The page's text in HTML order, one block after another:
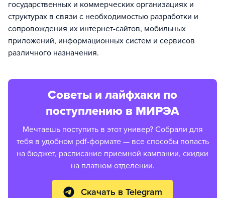
государственных и коммерческих организациях и
структурах в связи с необходимостью разработки и
сопровождения их интернет-сайтов, мобильных
приложений, информационных систем и сервисов
различного назначения.
Советы и лайфхаки по
поступлению в МИРЭА
Мечтаешь поступить в этот универ? Собрали для
тебя в удобном pdf-формате — все способы попасть
на бюджет, расписание приемной кампании, скидки
на платном отделении.
Скачать в Telegram